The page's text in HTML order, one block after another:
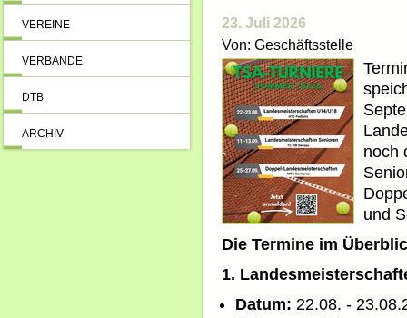
VEREINE
VERBÄNDE
DTB
ARCHIV
23. Juli 2026
Von: Geschäftsstelle
noch
und
Die Termine im
1.
Datum: 22.08. -